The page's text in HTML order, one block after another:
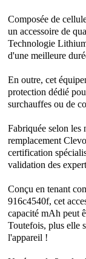
Composée de
un accessoire de
Technologie
d'une meilleure
En outre, cet
protection dédié
surchauffes ou de
Fabriquée selon les
remplacement
certification
validation des
Conçu en tenant
916c4540f, cet
capacité mAh peut
Toutefois, plus elle
l'appareil !